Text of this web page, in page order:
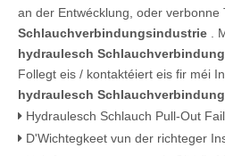
an der Entwécklung, oder verbonne
Schlauchverbindungsindustrie
.
hydraulesch
Follegt eis / kontaktéiert eis fir méi
hydraulesch
Hydraulesch Schlauch Pull-Out Failure: E klassesche
D'Wichtegkeet vun der richteger Installatioun vun